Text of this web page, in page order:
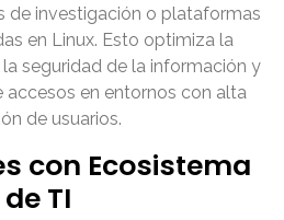
de investigación o plataformas
en Linux. Esto optimiza la
seguridad de la información y
accesos en entornos con alta
de usuarios.
con Ecosistema
de TI